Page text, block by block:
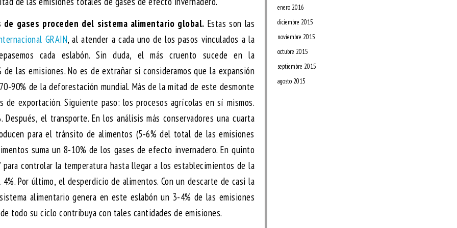
gases proceden del sistema alimentario global. Estas son las
GRAIN, al atender a cada uno de los pasos vinculados a la
cada eslabón. Sin duda, el más cruento sucede en la
las emisiones. No es de extrañar si consideramos que la expansión
90% de la deforestación mundial. Más de la mitad de este desmonte
de exportación. Siguiente paso: los procesos agrícolas en sí mismos.
Después, el transporte. En los análisis más conservadores una cuarta
para el tránsito de alimentos (5-6% del total de las emisiones
suma un 8-10% de los gases de efecto invernadero. En quinto
para controlar la temperatura hasta llegar a los establecimientos de la
Por último, el desperdicio de alimentos. Con un descarte de casi la
alimentario genera en este eslabón un 3-4% de las emisiones
todo su ciclo contribuya con tales cantidades de emisiones.
enero 2016
diciembre 2015
noviembre 2015
octubre 2015
septiembre 2015
agosto 2015